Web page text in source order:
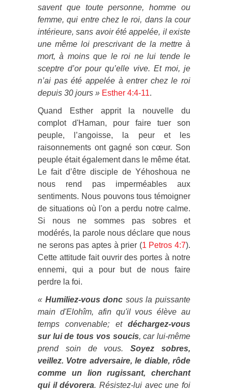
savent que toute personne, homme ou
femme, qui entre chez le roi, dans la cour
intérieure, sans avoir été appelée, il existe
une même loi prescrivant de la mettre à
mort, à moins que le roi ne lui tende le
sceptre d’or pour qu’elle vive. Et moi, je
n’ai pas été appelée à entrer chez le roi
depuis 30 jours » Esther 4:4-11.
Quand Esther apprit la nouvelle du
complot d'Haman, pour faire tuer son
peuple, l’angoisse, la peur et les
raisonnements ont gagné son cœur. Son
peuple était également dans le même état.
Le fait d’être disciple de Yéhoshoua ne
nous rend pas imperméables aux
sentiments. Nous pouvons tous témoigner
de situations où l'on a perdu notre calme.
Si nous ne sommes pas sobres et
modérés, la parole nous déclare que nous
ne serons pas aptes à prier (1 Petros 4:7).
Cette attitude fait ouvrir des portes à notre
ennemi, qui a pour but de nous faire
perdre la foi.
« Humiliez-vous donc sous la puissante
main d'Elohîm, afin qu'il vous élève au
temps convenable; et déchargez-vous
sur lui de tous vos soucis, car lui-même
prend soin de vous.Soyez sobres,
veillez. Votre adversaire, le diable, rôde
comme un lion rugissant, cherchant
qui il dévorera. Résistez-lui avec une foi